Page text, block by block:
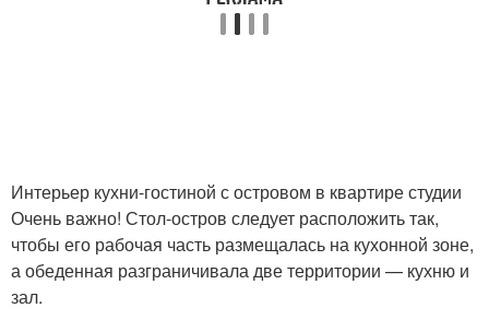
Интерьер кухни-гостиной с островом в квартире студии
Очень важно! Стол-остров следует расположить так,
чтобы его рабочая часть размещалась на кухонной зоне,
а обеденная разграничивала две территории — кухню и
зал.